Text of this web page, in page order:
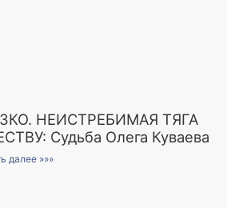
НЕИСТРЕБИМАЯ ТЯГА
Судьба Олега Куваева
далее »»»